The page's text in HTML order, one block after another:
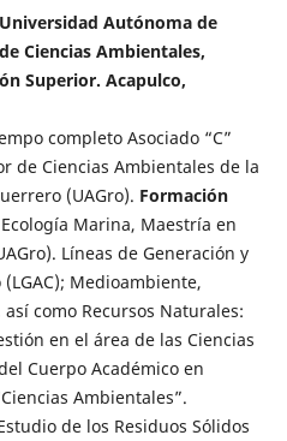
Autónoma de
Ciencias Ambientales,
Superior. Acapulco,
completo Asociado “C”
de Ciencias Ambientales de la
(UAGro). Formación
Marina, Maestría en
Líneas de Generación y
Medioambiente,
como Recursos Naturales:
en el área de las Ciencias
Cuerpo Académico en
Ambientales”.
de los Residuos Sólidos